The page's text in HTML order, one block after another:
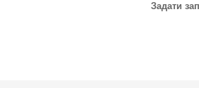
Задати